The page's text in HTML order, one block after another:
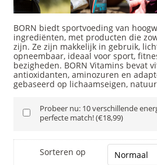
BORN biedt sportvoeding van
ingrediënten, met producten die
zijn. Ze zijn makkelijk in gebruik,
opneembaar, ideaal voor sport,
bezigheden. BORN Vitamins bevat
antioxidanten, aminozuren en
gebaseerd op lichaamseigen,
Probeer nu: 10 verschillende
perfecte match! (€18,99)
Sorteren op